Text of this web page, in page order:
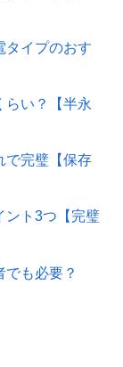
タイプのおす
らい？【半永
で完璧【保存
ント3つ【完璧
も必要？